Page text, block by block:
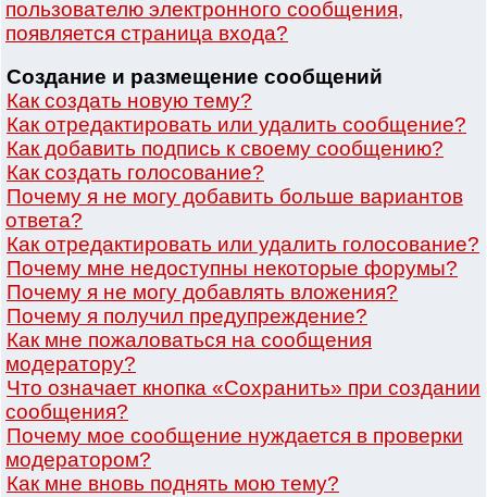
пользователю электронного сообщения,
появляется страница входа?
Создание и размещение сообщений
Как создать новую тему?
Как отредактировать или удалить сообщение?
Как добавить подпись к своему сообщению?
Как создать голосование?
Почему я не могу добавить больше вариантов
ответа?
Как отредактировать или удалить голосование?
Почему мне недоступны некоторые форумы?
Почему я не могу добавлять вложения?
Почему я получил предупреждение?
Как мне пожаловаться на сообщения
модератору?
Что означает кнопка «Сохранить» при создании
сообщения?
Почему мое сообщение нуждается в проверки
модератором?
Как мне вновь поднять мою тему?